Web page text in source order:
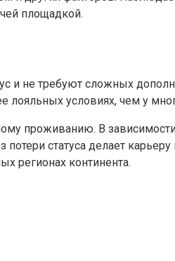
площадкой.
и не требуют сложных
лояльных условиях, чем у
проживанию. В
статуса делает
регионах континента.